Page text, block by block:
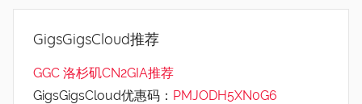
GigsGigsCloud推荐
GGC 洛杉矶CN2GIA推荐
GigsGigsCloud优惠码： PMJODH5XN0G6